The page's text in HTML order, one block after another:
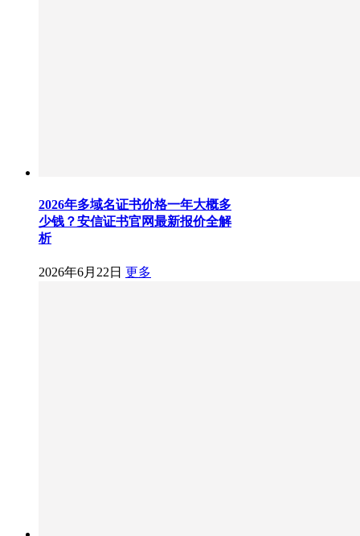
2026年多域名证书价格一年大概多
少钱？安信证书官网最新报价全解
析
2026年6月22日 更多